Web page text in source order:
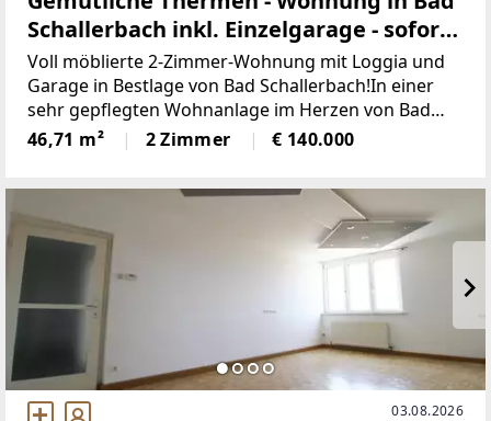
Schallerbach inkl. Einzelgarage - sofort
bezugsbereit
Voll möblierte 2-Zimmer-Wohnung mit Loggia und
Garage in Bestlage von Bad Schallerbach!In einer
sehr gepflegten Wohnanlage im Herzen von Bad
Schallerbach befindet sich diese charmante
Wohnung im dritten Obergeschoss. Das Gebäude
46,71 m² 2 Zimmer € 140.000
03.08.2026